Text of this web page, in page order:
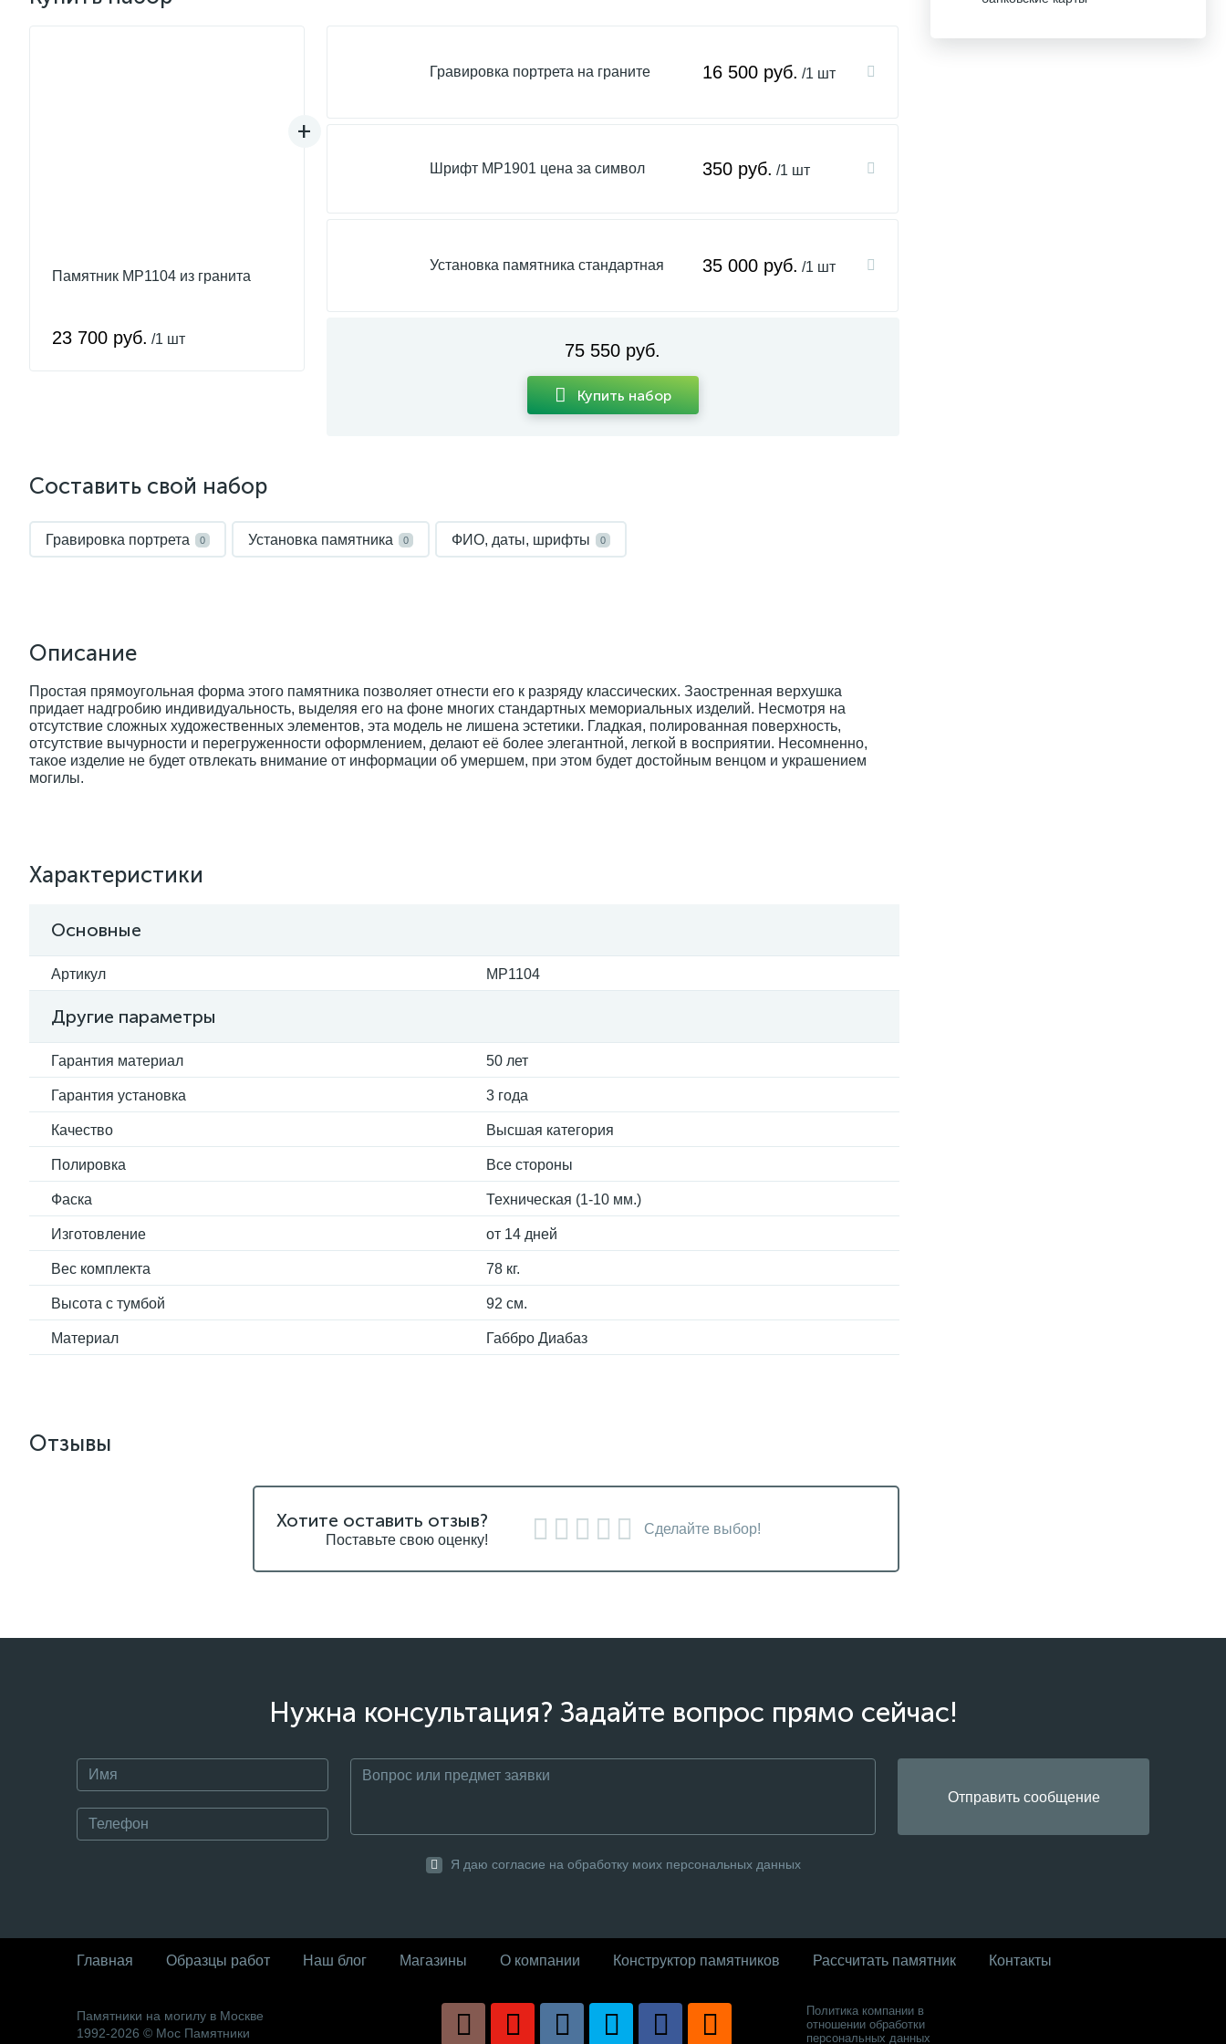
Памятник MP1104 из гранита
23 700 руб. /1 шт
Гравировка портрета на граните 16 500 руб. /1 шт
Шрифт MP1901 цена за символ 350 руб. /1 шт
Установка памятника стандартная 35 000 руб. /1 шт
75 550 руб.
Купить набор
Составить свой набор
Гравировка портрета 0 Установка памятника 0 ФИО, даты, шрифты 0
Описание
Простая прямоугольная форма этого памятника позволяет отнести его к разряду классических. Заостренная верхушка
придает надгробию индивидуальность, выделяя его на фоне многих стандартных мемориальных изделий. Несмотря на
отсутствие сложных художественных элементов, эта модель не лишена эстетики. Гладкая, полированная поверхность,
отсутствие вычурности и перегруженности оформлением, делают её более элегантной, легкой в восприятии. Несомненно,
такое изделие не будет отвлекать внимание от информации об умершем, при этом будет достойным венцом и украшением
могилы.
Характеристики
Основные
Артикул MP1104
Другие параметры
Гарантия материал 50 лет
Гарантия установка 3 года
Качество Высшая категория
Полировка Все стороны
Фаска Техническая (1-10 мм.)
Изготовление от 14 дней
Вес комплекта 78 кг.
Высота с тумбой 92 см.
Материал Габбро Диабаз
Отзывы
Хотите оставить отзыв?
Поставьте свою оценку!
Сделайте выбор!
Нужна консультация? Задайте вопрос прямо сейчас!
Отправить сообщение
Я даю согласие на обработку моих персональных данных
Главная Образцы работ Наш блог Магазины О компании Конструктор памятников Рассчитать памятник Контакты
Памятники на могилу в Москве
1992-2026 © Мос Памятники
Политика компании в
отношении обработки
персональных данных